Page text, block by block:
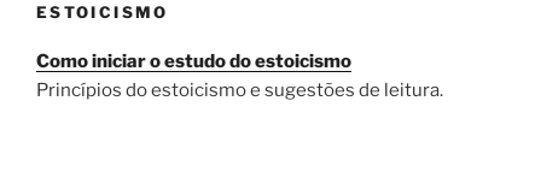
ESTOICISMO
Como iniciar o estudo do estoicismo
Princípios do estoicismo e sugestões de leitura.